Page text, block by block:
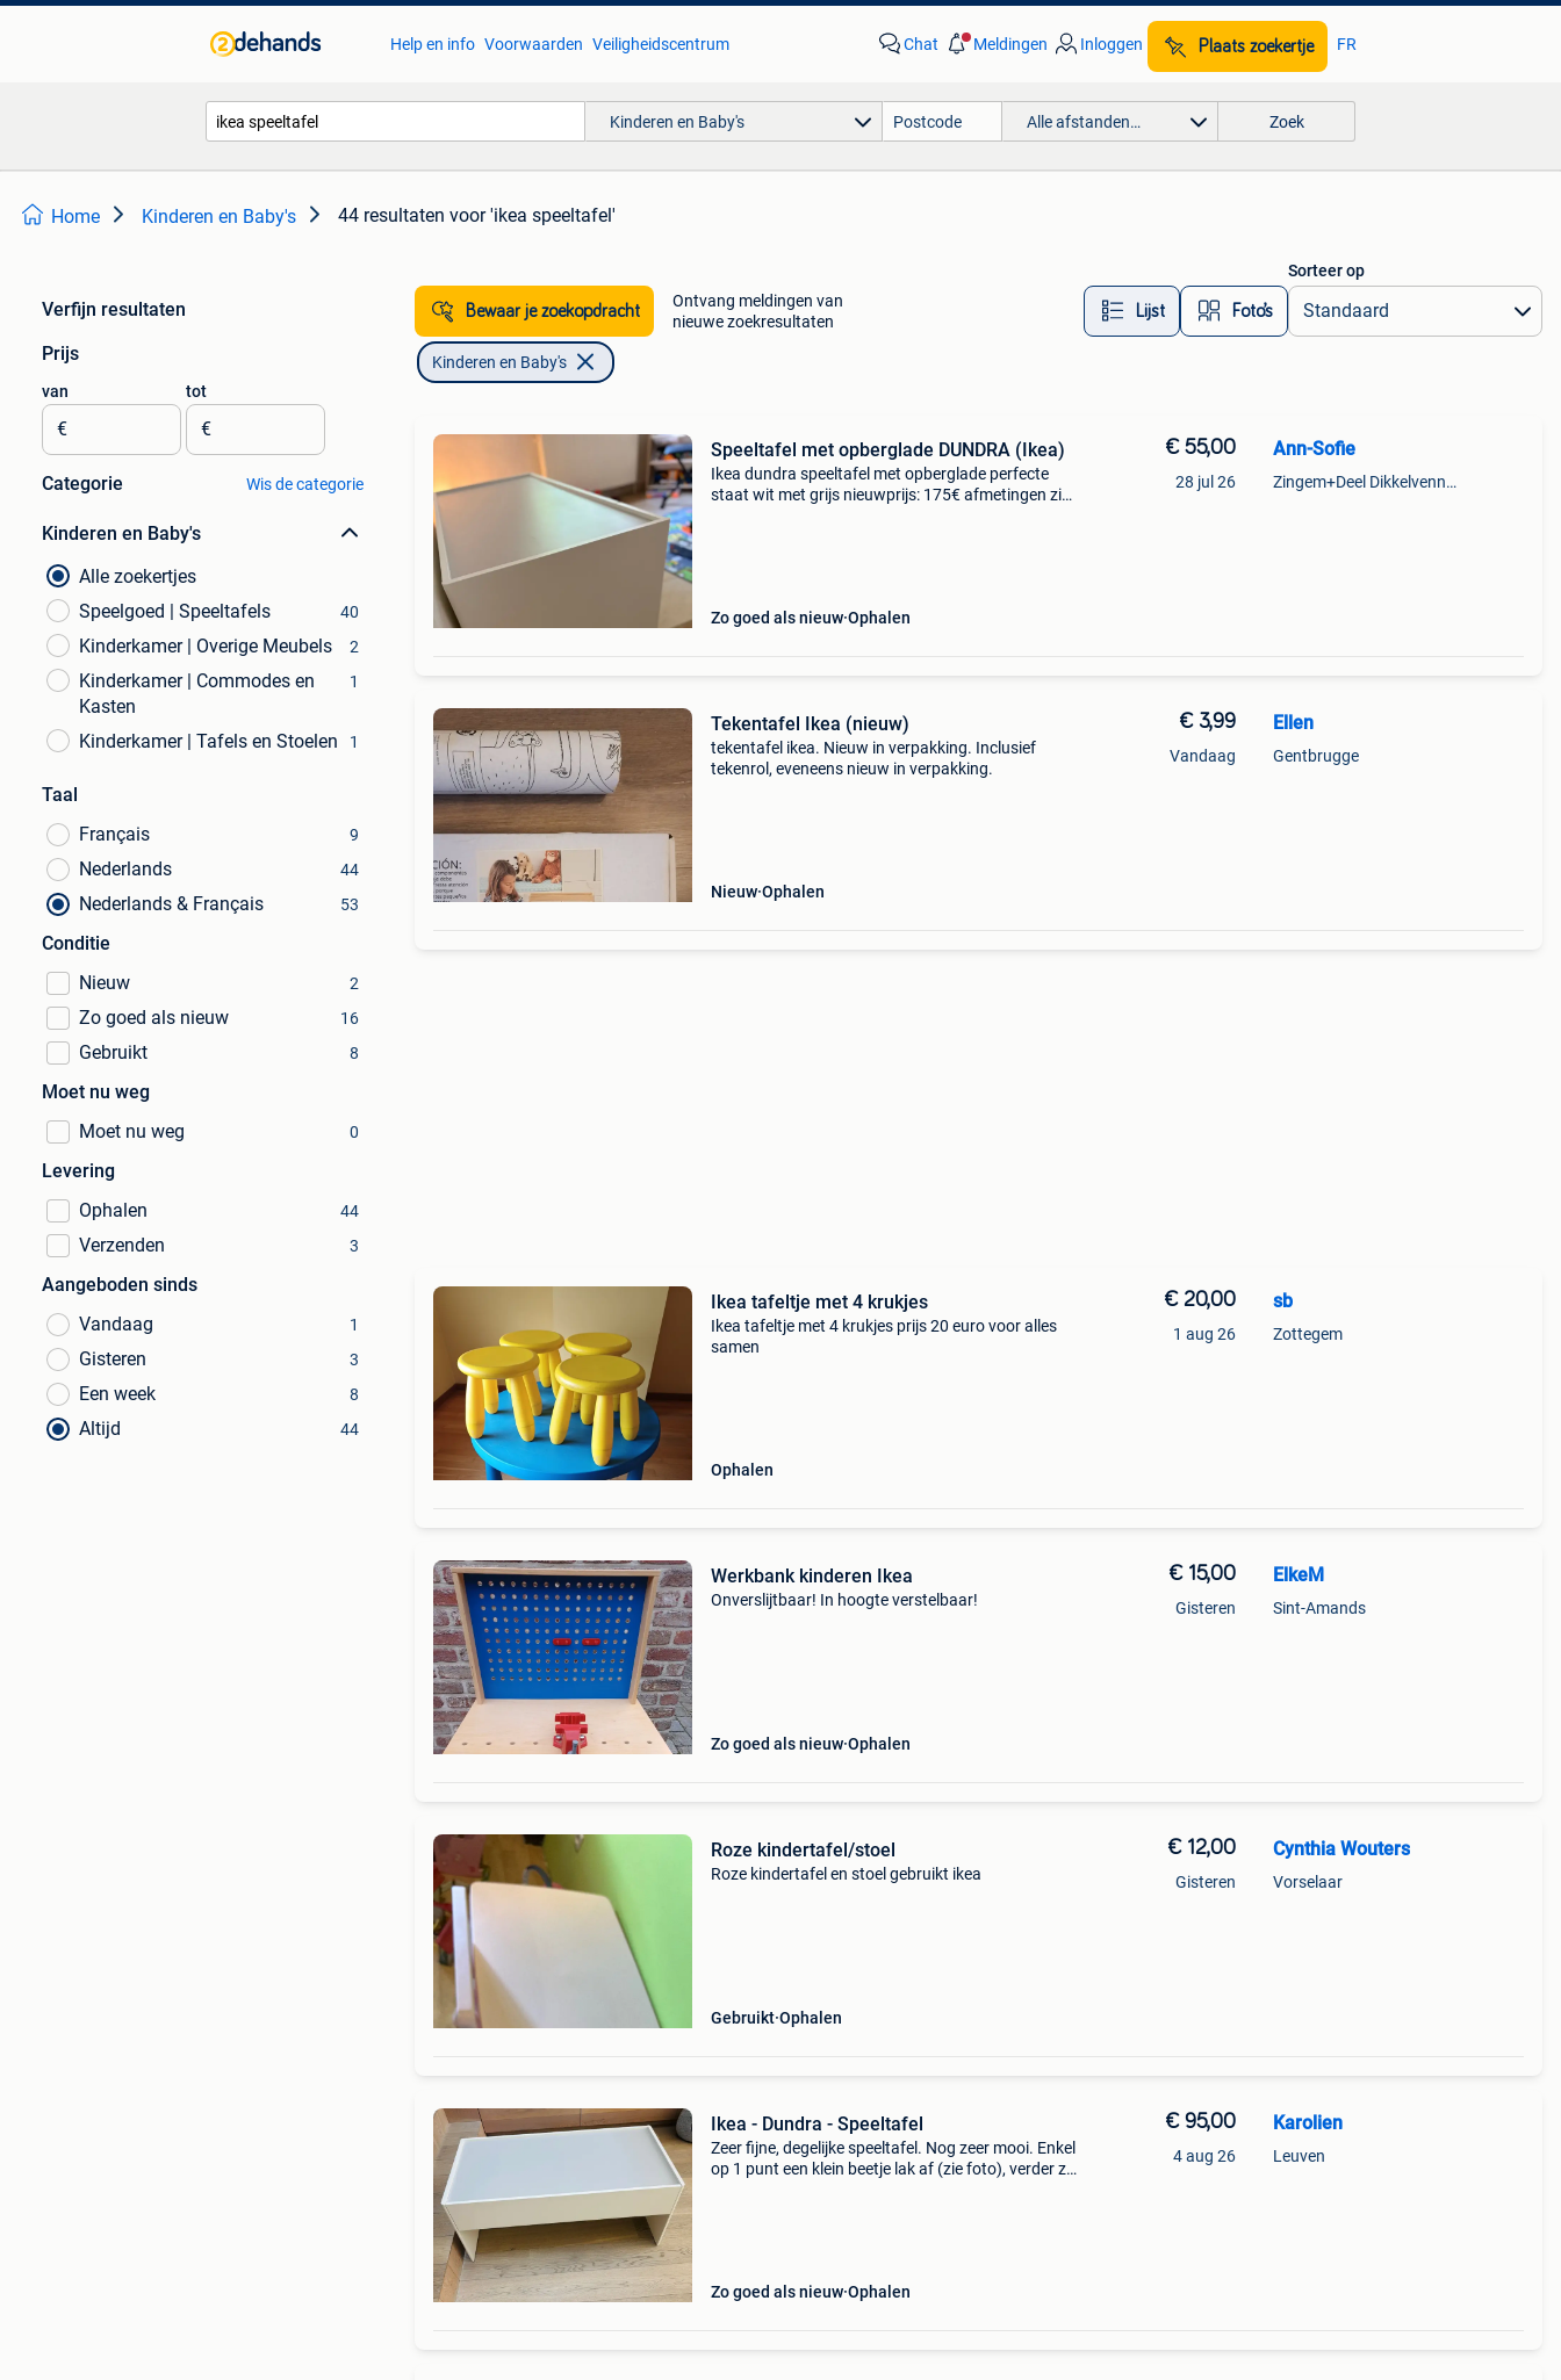
Help en info Voorwaarden Veiligheidscentrum Chat Meldingen Inloggen Plaats zoekertje FR
Kinderen en Baby's Alle afstanden… Zoek
Home Kinderen en Baby's 44 resultaten voor 'ikea speeltafel'
Verfijn resultaten
Prijs
van
€
tot
€
Categorie Wis de categorie
Kinderen en Baby's
Alle zoekertjes
Speelgoed | Speeltafels
40
Kinderkamer | Overige Meubels 2
Kinderkamer | Commodes en
Kasten
1
Kinderkamer | Tafels en Stoelen 1
Taal
Français
9
Nederlands 44
Nederlands & Français 53
Conditie
Nieuw
2
Zo goed als nieuw 16
Gebruikt 8
Moet nu weg
Moet nu weg
0
Levering
Ophalen
44
Verzenden 3
Aangeboden sinds
Vandaag
1
Gisteren 3
Een week 8
Altijd 44
Bewaar je zoekopdracht
Ontvang meldingen van
nieuwe zoekresultaten
Lijst Foto’s
Sorteer op
Kinderen en Baby's
Speeltafel met opberglade DUNDRA (Ikea)
Ikea dundra speeltafel met opberglade perfecte
staat wit met grijs nieuwprijs: 175€ afmetingen zie
Zo goed als nieuw Ophalen
€ 55,00
28 jul 26
Ann-Sofie
Zingem+Deel Dikkelvenne En Nederzwalm-Hermelgem
Tekentafel Ikea (nieuw)
​tekentafel ikea. Nieuw in verpakking. Inclusief
tekenrol, eveneens nieuw in verpakking.
Nieuw Ophalen
€ 3,99
Vandaag
Ellen
Gentbrugge
Ikea tafeltje met 4 krukjes
Ikea tafeltje met 4 krukjes prijs 20 euro voor alles
samen
Ophalen
€ 20,00
1 aug 26
sb
Zottegem
Werkbank kinderen Ikea
Onverslijtbaar! In hoogte verstelbaar!
Zo goed als nieuw Ophalen
€ 15,00
Gisteren
ElkeM
Sint-Amands
Roze kindertafel/stoel
Roze kindertafel en stoel gebruikt ikea
Gebruikt Ophalen
€ 12,00
Gisteren
Cynthia Wouters
Vorselaar
Ikea - Dundra - Speeltafel
Zeer fijne, degelijke speeltafel. Nog zeer mooi. Enkel
op 1 punt een klein beetje lak af (zie foto), verder zo
Zo goed als nieuw Ophalen
€ 95,00
4 aug 26
Karolien
Leuven